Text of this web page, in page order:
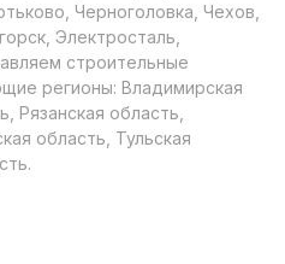
Черноголовка, Чехов,
Электросталь,
строительные
регионы: Владимирская
Рязанская область,
область, Тульская